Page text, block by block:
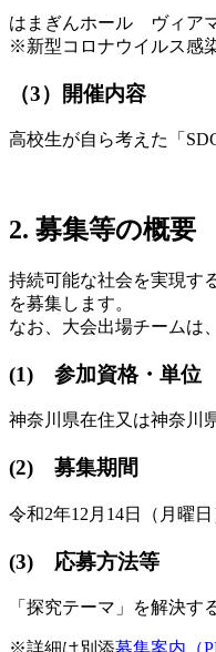
はまぎんホール ヴィア
※新型コロナウイルス感
（3）開催内容
高校生が自ら考えた「
2. 募集等の概要
持続可能な社会を実現す
を募集します。
なお、大会出場チームは
(1) 参加資格・単位
神奈川県在住又は神奈川
(2) 募集期間
令和2年12月14日（月曜
(3) 応募方法等
「探究テーマ」を解決